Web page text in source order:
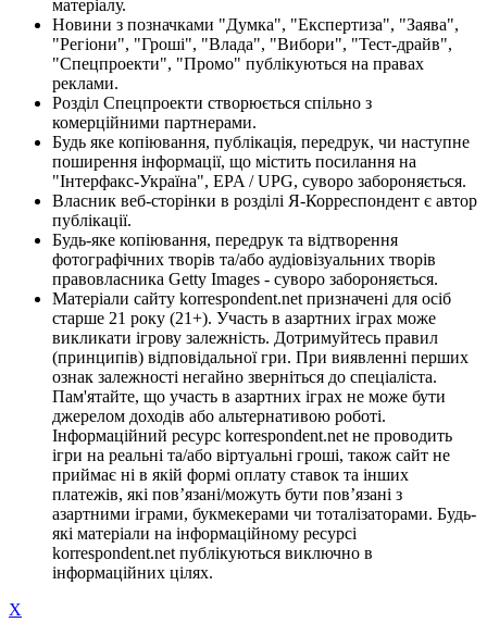
матеріалу.
Новини з позначками "Думка", "Експертиза", "Заява",
"Регіони", "Гроші", "Влада", "Вибори", "Тест-драйв",
"Спецпроекти", "Промо" публікуються на правах
реклами.
Розділ Спецпроекти створюється спільно з
комерційними партнерами.
Будь яке копіювання, публікація, передрук, чи наступне
поширення інформації, що містить посилання на
"Інтерфакс-Україна", EPA / UPG, суворо забороняється.
Власник веб-сторінки в розділі Я-Корреспондент є автор
публікації.
Будь-яке копіювання, передрук та відтворення
фотографічних творів та/або аудіовізуальних творів
правовласника Getty Images - суворо забороняється.
Матеріали сайту korrespondent.net призначені для осіб
старше 21 року (21+). Участь в азартних іграх може
викликати ігрову залежність. Дотримуйтесь правил
(принципів) відповідальної гри. При виявленні перших
ознак залежності негайно зверніться до спеціаліста.
Пам'ятайте, що участь в азартних іграх не може бути
джерелом доходів або альтернативою роботі.
Інформаційний ресурс korrespondent.net не проводить
ігри на реальні та/або віртуальні гроші, також сайт не
приймає ні в якій формі оплату ставок та інших
платежів, які пов’язані/можуть бути пов’язані з
азартними іграми, букмекерами чи тоталізаторами. Будь-
які матеріали на інформаційному ресурсі
korrespondent.net публікуються виключно в
інформаційних цілях.
X